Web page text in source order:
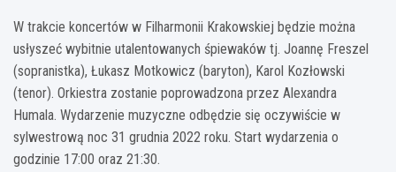
W trakcie koncertów w Filharmonii Krakowskiej będzie można
usłyszeć wybitnie utalentowanych śpiewaków tj. Joannę Freszel
(sopranistka), Łukasz Motkowicz (baryton), Karol Kozłowski
(tenor). Orkiestra zostanie poprowadzona przez Alexandra
Humala. Wydarzenie muzyczne odbędzie się oczywiście w
sylwestrową noc 31 grudnia 2022 roku. Start wydarzenia o
godzinie 17:00 oraz 21:30.